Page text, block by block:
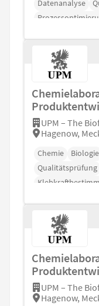
Datenanalyse
UPM – The
Hagenow,
Chemie Biologie
Qualitätsprüfung
UPM – The
Hagenow,